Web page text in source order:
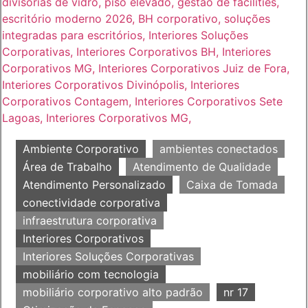
Ambiente Corporativo
ambientes conectados
Área de Trabalho
Atendimento de Qualidade
Atendimento Personalizado
Caixa de Tomada
conectividade corporativa
infraestrutura corporativa
Interiores Corporativos
Interiores Soluções Corporativas
mobiliário com tecnologia
mobiliário corporativo alto padrão
nr 17